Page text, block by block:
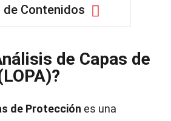
de Contenidos
de Capas de
de Protección es una